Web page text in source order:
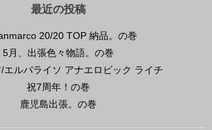
最近の投稿
20/20 TOP 納品。の巻
5月、出張色々物語。の巻
エルパライソ アナエロビック ライチ
祝7周年！の巻
鹿児島出張。の巻